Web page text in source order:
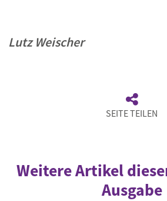
Lutz Weischer
SEITE TEILEN
Weitere Artikel
Ausgabe